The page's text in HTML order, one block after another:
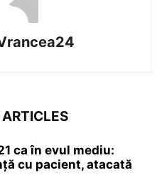
ca în evul mediu:
cu pacient, atacată